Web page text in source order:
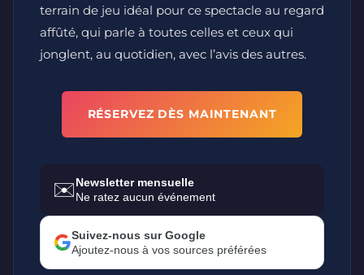
terrain de jeu idéal pour ce spectacle au regard
affûté, qui parle à toutes celles et ceux qui
jonglent, au quotidien, avec l’avis des autres.
RÉSERVEZ DÈS MAINTENANT
✉️Newsletter mensuelle
Ne ratez aucun événement
Suivez-nous sur Google
Ajoutez-nous à vos sources préférées